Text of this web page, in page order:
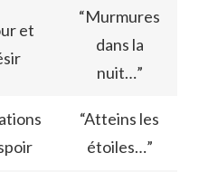
et
“Murmures
dans la
nuit…”
“Atteins les
étoiles…”